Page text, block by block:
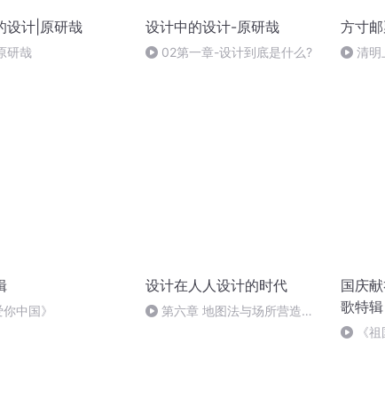
设计|原研哉
研哉
设计中的设计-原研哉
02第一章-设计到底是什么?
方寸
清明
你中国》
设计在人人设计的时代
第六章 地图法与场所营造
国庆
歌特辑
《